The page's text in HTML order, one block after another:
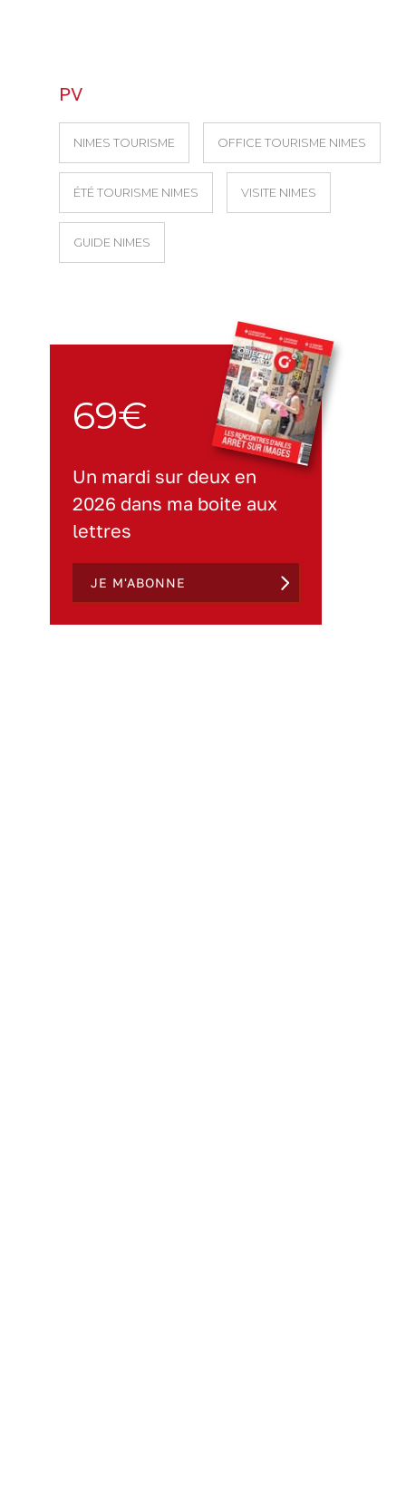
PV
NIMES TOURISME OFFICE TOURISME NIMES
ÉTÉ TOURISME NIMES VISITE NIMES
GUIDE NIMES
69€
Un mardi sur deux en
2026 dans ma boite aux
lettres
JE M'ABONNE